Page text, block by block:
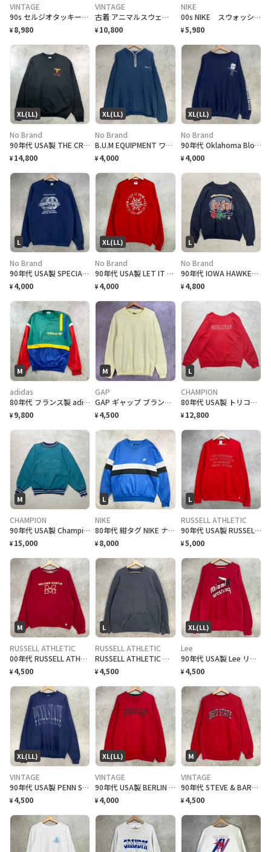
VINTAGE
90s セルジオタッキーニ 刺繍ロゴ ハーフジップ バックプリント スウェット
¥ 8,980
VINTAGE
古着 アニマルスウェット プリントスウェット オオカミ トレーナー ブラック
¥ 10,800
NIKE
00s NIKE スウォッシュ 刺繍ワンポイント 黒 フルジップ スウェット
¥5,980
XL(LL)
No Brand
90年代 USA製 THE CROW city of angel ザ クロウ 映画 ムービー スウェットシャツ メンズXL 古着 90s ヴィンテージ VINTAGE 黒
¥ 14,800
XL(LL)
No Brand
B.U.M EQUIPMENT ワンポイントロゴプリント ハーフジップ スウェットシャツ メンズXL相当 古着 アメカジ トレーナー 紺色
¥ 4,000
XL(LL)
No Brand
90年代 Oklahoma Blood Institute ワンポイント企業ロゴプリント スウェットシャツ メンズXL 古着 90s VINTAGE ヴィンテージ オクラホマ 袖プリント トレーナー 紺色
¥ 4,000
L
No Brand
90年代 USA製 SPECIAL OLYMPICS 企業ロゴプリント メンズL相当 古着 90s VINTAGE ヴィンテージ ラグランスリーブ トレーナー 紺色
¥ 4,000
XL(LL)
No Brand
90年代 USA製 LET IT SNOW 企業ロゴプリント スウェットシャツ メンズXL 古着 90s VINTAGE ヴィンテージ 雪 冬 赤色
¥ 4,000
L
No Brand
90年代 IOWA HAWKEYES Rose Bowl スーベニア プリントスウェット メンズL相当 古着 90s VINTAGE ヴィンテージ アメカジ ローズボウル トレーナー 黒色
¥ 4,800
M
adidas
80年代 フランス製 adidas アディダス ワンポイントロゴ スウェットシャツ メンズM相当 古着 80s VINTAGE ヴィンテージ ハンドポケット付き グリーン イエロー ブルー レッド
¥ 9,800
M
GAP
GAP ギャップ ブランクスウェットシャツ 無地 メンズM相当 古着 アメカジ 薄黄色
¥ 4,500
L
CHAMPION
80年代 USA製 トリコタグ Champion チャンピオン WESLEYAN カレッジプリント スウェットシャツ メンズL相当 古着 80s ヴィンテージ VINTAGE 赤
¥ 12,800
M
CHAMPION
90年代 USA製 Champion チャンピオン REVERSE WEAVE リバースウィーブ 刺繍ロゴ スウェットシャツ リブボーダー メンズM 古着 90s VINTAGE ヴィンテージ アメカジ スウェット トレーナー ターコイズグリーン
¥ 15,000
L
NIKE
80年代 紺タグ NIKE ナイキ スウェットシャツ メンズL 古着 80S VINTAGE ヴィンテージ ワンポイントロゴ刺繍 ブルー グレー ブラック 青 黒
¥ 8,000
L
RUSSELL ATHLETIC
90年代 USA製 RUSSELL ATHLETIC カレッジプリント スウェットシャツ メンズL相当 古着 90s ヴィンテージ VINTAGE THE EVERGREEN STATE COLLEGE ラッセルアスレチック 前Vガゼット アメカジ トレーナー 赤色
¥5,000
M
RUSSELL ATHLETIC
00年代 RUSSELL ATHLETIC カレッジプリント リバースタイプ スウェットシャツ メンズM 古着 00s Y2K ヴィンテージ VINTAGE BROTHER MARTIN CRUSADERS ラッセルアスレチック 前Vガゼット アメカジ トレーナー 赤色
¥ 4,500
L
RUSSELL ATHLETIC
RUSSELL ATHLETIC ブランクスウェットシャツ 無地 前ポケ付き メンズL 古着 ラッセルアスレチック 前Vガゼット アメカジ トレーナー チャコールグレー
¥ 4,500
XL(LL)
Lee
90年代 USA製 Lee リー MIAMI WRESTLING スウェットシャツ リバースウィーブタイプ メンズXL 古着 90s VINTAGE ヴィンテージ マイアミ レスリング スポーツ 赤色
¥ 4,500
XL(LL)
VINTAGE
90年代 USA製 PENN STATE NITTANY LIONS アメフト チーム スウェットシャツ メンズXL 古着 90s ヴィンテージ VINTAGE トレーナー アメカジ スポーツ ニタニー・ライオンズ・フットボール 紺色
¥ 4,500
XL(LL)
VINTAGE
90年代 USA製 BERLIN フェイクレイヤード スウェットシャツ メンズXL相当 古着 90s ヴィンテージ VINTAGE トレーナー 前Vガゼット ベルリン 赤色
¥ 4,000
M
VINTAGE
90年代 STEVE & BARRY'S OHIO STATE カレッジ刺繍 リバーズタイプ スウェットシャツ メンズM相当 古着 90s ヴィンテージ VINTAGE アメカジ オハイオ州大学 トレーナー 赤色
¥ 4,500